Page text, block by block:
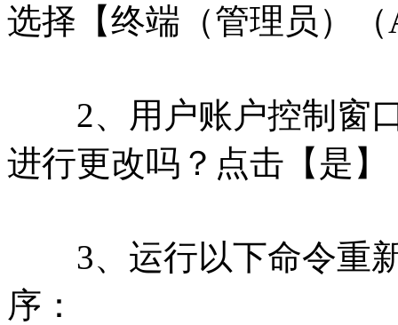
选择【终端（管理员）
2、用户账户控制窗口
进行更改吗？点击【是】
3、运行以下命令重新
序：